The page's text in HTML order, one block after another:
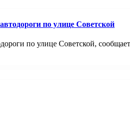
по улице Советской
по улице Советской,